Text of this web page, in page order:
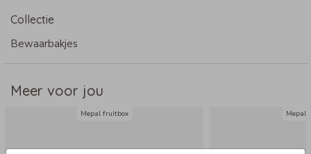
- De fruitbox past perfect in de Mepal lunchbox To Go
medium
- Bij voorkeur met de hand afwassen
- Mag niet in de magnetron en diepvries
Collectie
Bewaarbakjes
Meer voor jou
Mepal fruitbox Mepal